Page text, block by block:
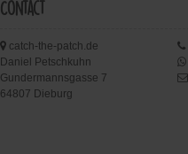
Contact
catch-the-patch.de
Daniel Petschkuhn
Gundermannsgasse 7
64807 Dieburg